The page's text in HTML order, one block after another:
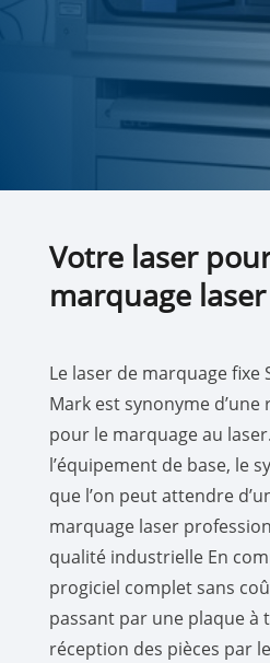
Votre laser
marquage
Le laser de marquage fixe
Mark est synonyme
pour le marquage au
l’équipement de base, le
que l’on peut attendre
marquage laser
qualité industrielle En
progiciel complet sans
passant par une plaque
réception des pièces par